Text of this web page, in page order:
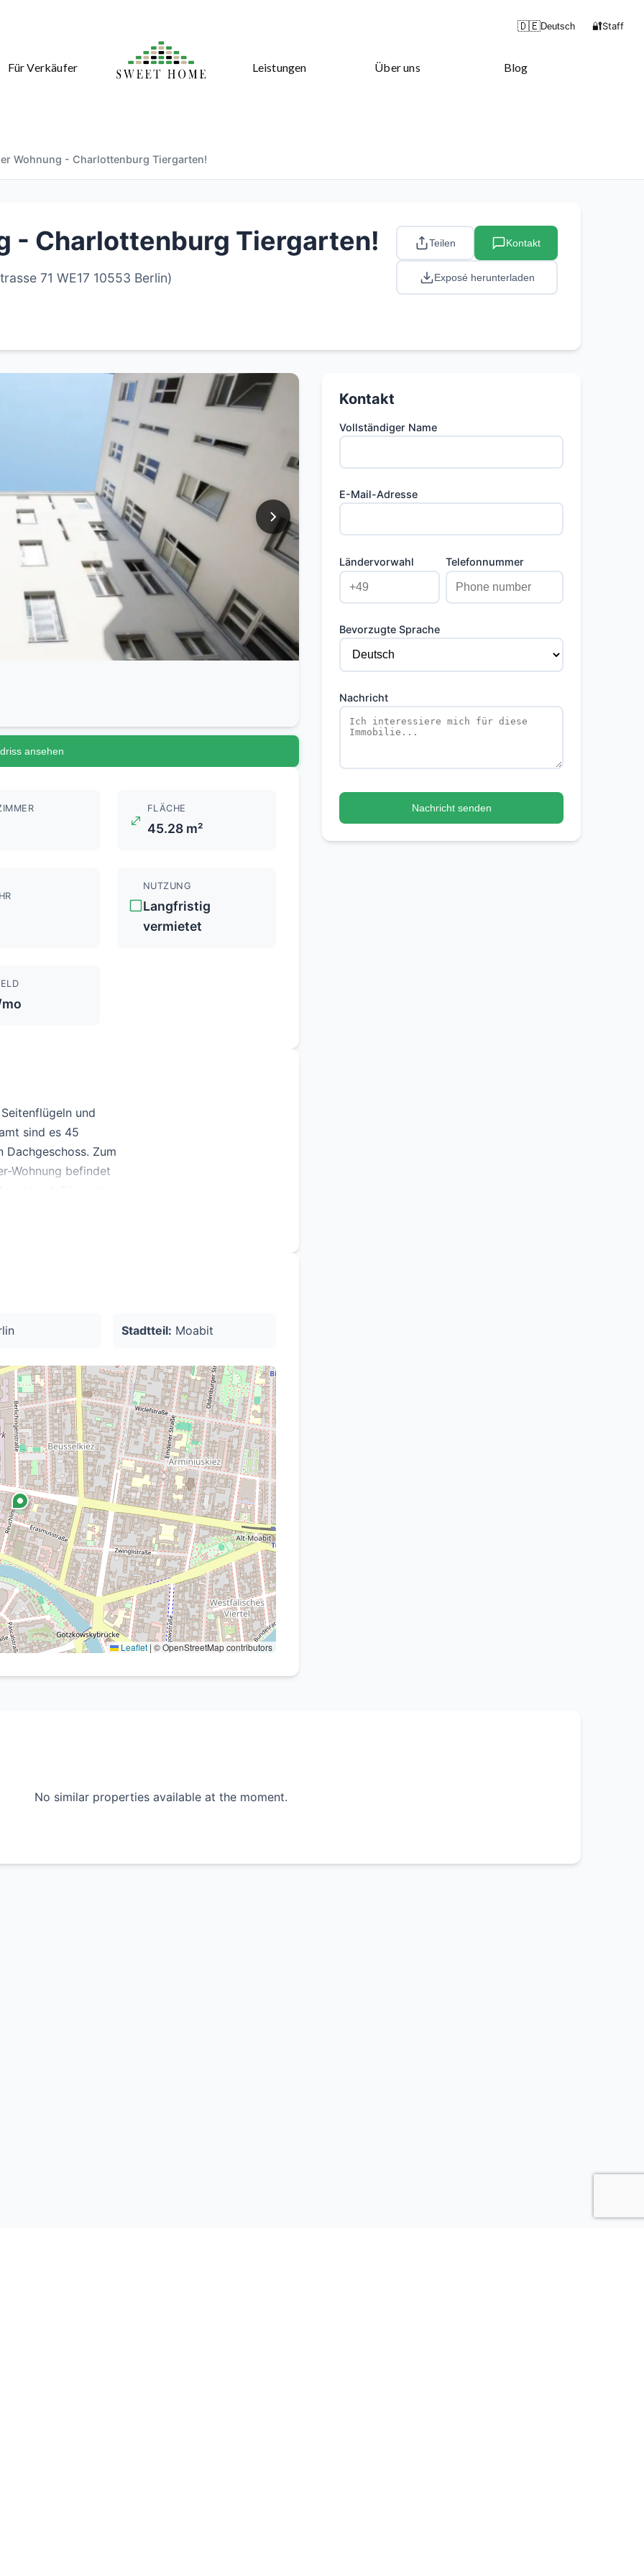
Für Verkäufer Leistungen Über uns Blog
🇩🇪Deutsch 🔐Staff
Wohnung - Charlottenburg Tiergarten!
- Charlottenburg Tiergarten!
71 WE17 10553 Berlin)
Teilen Kontakt
Exposé herunterladen
ansehen
FLÄCHE
45.28 m²
NUTZUNG
Langfristig
vermietet
und
sind es 45
Dachgeschoss. Zum
Wohnung befindet
Spree macht diese
Potenzial!. Es
Stadtteil
Stadtteil: Moabit
Leaflet | © OpenStreetMap contributors
Kontakt
Vollständiger Name
E-Mail-Adresse
Ländervorwahl Telefonnummer
Bevorzugte Sprache
Nachricht
Nachricht senden
No similar properties available at the moment.